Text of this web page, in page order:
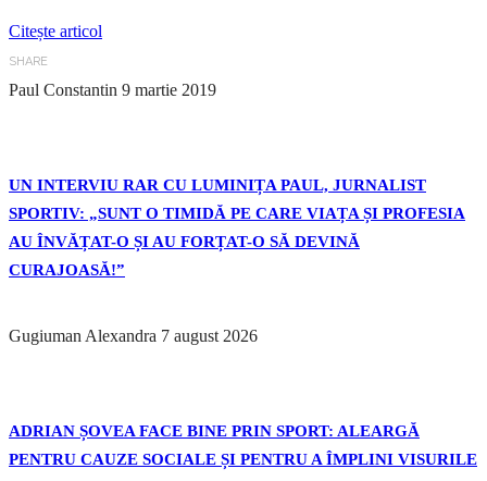
Citește articol
SHARE
Paul Constantin 9 martie 2019
UN INTERVIU RAR CU LUMINIȚA PAUL, JURNALIST
SPORTIV: „SUNT O TIMIDĂ PE CARE VIAȚA ȘI PROFESIA
AU ÎNVĂȚAT-O ȘI AU FORȚAT-O SĂ DEVINĂ
CURAJOASĂ!”
Gugiuman Alexandra 7 august 2026
ADRIAN ȘOVEA FACE BINE PRIN SPORT: ALEARGĂ
PENTRU CAUZE SOCIALE ȘI PENTRU A ÎMPLINI VISURILE